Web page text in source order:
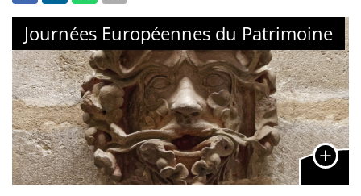
Journées Européennes du Patrimoine